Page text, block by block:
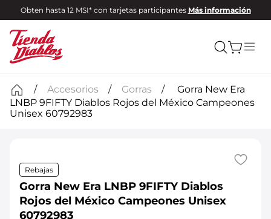
Obten hasta 12 MSI* con tarjetas participantes Más información
Accesorios Gorras
Gorra New Era
LNBP 9FIFTY Diablos Rojos del México Campeones
Unisex 60792983
Rebajas
Gorra New Era LNBP 9FIFTY Diablos
Rojos del México Campeones Unisex
60792983